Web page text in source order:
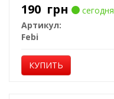
190 грн
сегодня
Артикул:
Febi
КУПИТЬ